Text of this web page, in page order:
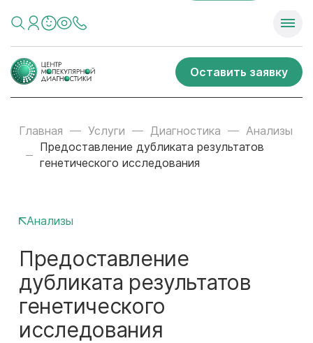
Оставить заявку
Главная Услуги Диагностика
Анализы
Предоставление дубликата результатов
генетического исследования
Анализы
Предоставление
дубликата результатов
генетического
исследования